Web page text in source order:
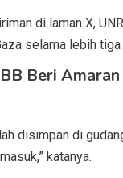
di laman X,
selama lebih tiga
Beri
disimpan di
katanya.